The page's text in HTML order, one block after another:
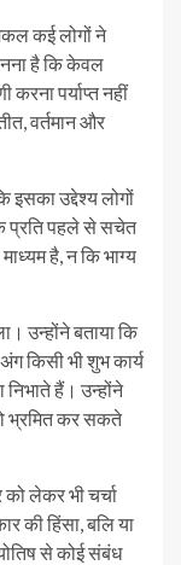
कई लोगों ने
है कि केवल
पर्याप्त नहीं
वर्तमान और
इसका उद्देश्य लोगों
प्रति पहले से सचेत
है, न कि भाग्य
उन्होंने बताया कि
किसी भी शुभ कार्य
निभाते हैं। उन्होंने
भ्रमित कर सकते
लेकर भी चर्चा
की हिंसा, बलि या
से कोई संबंध